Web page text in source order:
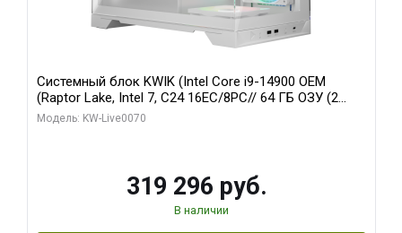
Системный блок KWIK (Intel Core i9-14900 OEM
(Raptor Lake, Intel 7, C24 16EC/8PC// 64 ГБ ОЗУ (2
модуля)/ Gigabyte RTX5080 XTREME WATERFORCE
Модель: KW-Live0070
319 296 руб.
В наличии